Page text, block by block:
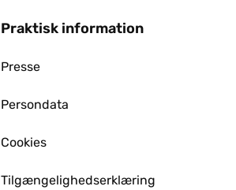
Praktisk information
Presse
Persondata
Cookies
Tilgængelighedserklæring